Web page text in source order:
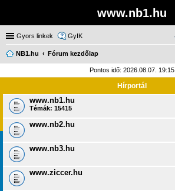
www.nb1.hu
Gyors linkek GyIK
NB1.hu
Fórum kezdőlap
Pontos idő: 2026.08.07. 19:15
Hírportál
www.nb1.hu
Témák: 15415
www.nb2.hu
www.nb3.hu
www.ziccer.hu